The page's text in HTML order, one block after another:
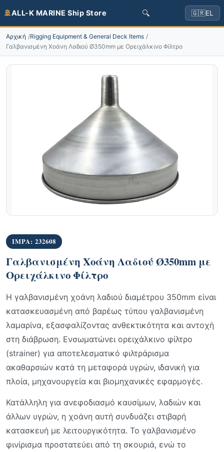
🚢ALL-K MARINE Ship Store 🔍 🇬🇷EL
Αρχική
Rigging Equipment & General Deck Items
Γαλβανισμένη Χοάνη Λαδιού Ø350mm με Ορειχάλκινο Φίλτρο
IMPA: 232608
Γαλβανισμένη Χοάνη Λαδιού Ø350mm με
Ορειχάλκινο Φίλτρο
Η γαλβανισμένη χοάνη λαδιού διαμέτρου 350mm είναι
κατασκευασμένη από βαρέως τύπου γαλβανισμένη
λαμαρίνα, εξασφαλίζοντας ανθεκτικότητα και αντοχή
στη διάβρωση. Ενσωματώνει ορειχάλκινο φίλτρο
(strainer) για αποτελεσματικό φιλτράρισμα
ακαθαρσιών κατά τη μεταφορά υγρών, ιδανική για
πλοία, μηχανουργεία και βιομηχανικές εφαρμογές.
Κατάλληλη για ανεφοδιασμό καυσίμων, λαδιών και
άλλων υγρών, η χοάνη αυτή συνδυάζει στιβαρή
κατασκευή με λειτουργικότητα. Το γαλβανισμένο
φινίρισμα προστατεύει από τη σκουριά, ενώ το